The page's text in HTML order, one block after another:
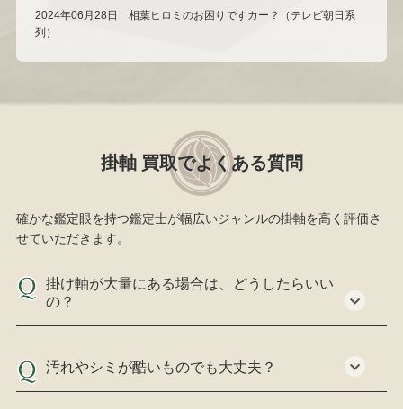
2024年06月28日 相葉ヒロミのお困りですカー？（テレビ朝日系
列）
掛軸 買取でよくある質問
確かな鑑定眼を持つ鑑定士が幅広いジャンルの掛軸を高く評価さ
せていただきます。
掛け軸が大量にある場合は、どうしたらいい
の？
汚れやシミが酷いものでも大丈夫？